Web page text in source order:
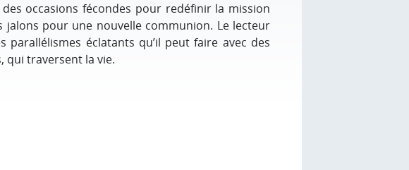
occasions fécondes pour redéfinir la mission
jalons pour une nouvelle communion. Le lecteur
parallélismes éclatants qu’il peut faire avec des
qui traversent la vie.